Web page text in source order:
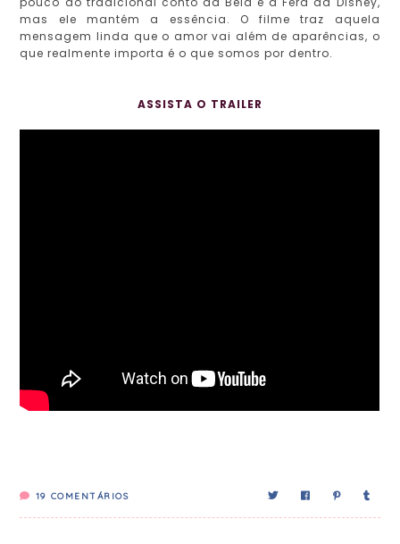
mas ele mantém a essência. O filme traz aquela
mensagem linda que o amor vai além de aparências, o
que realmente importa é o que somos por dentro.
ASSISTA O TRAILER
19 COMENTÁRIOS